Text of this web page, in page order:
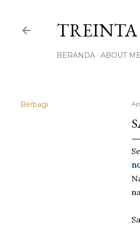
BERANDA ABOUT
Berbagi